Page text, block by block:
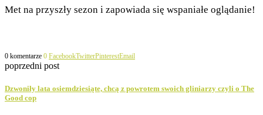
Met na przyszły sezon i zapowiada się wspaniałe oglądanie!
0 komentarze 0 FacebookTwitterPinterestEmail
poprzedni post
Dzwoniły lata osiemdziesiąte, chcą z powrotem swoich gliniarzy czyli o The
Good cop